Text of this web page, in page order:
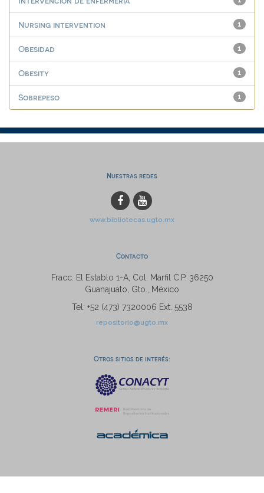
1
Nursing intervention
1
Obesidad
1
Obesity
1
Sobrepeso
Nuestras redes
www.bibliotecas.ugto.mx
Contacto
Fracc. El Establo 1-A, Col. Marfil C.P. 36250
Guanajuato, Gto., México
Tel: +52 (473) 7320006 Ext. 5538
repositorio@ugto.mx
Otros sitios de interés: